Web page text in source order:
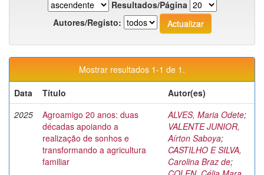
Resultados/Página
Autores/Registo:
Mostrar resultados 1-1 de 1.
Data
Título
Autor(es)
2025
Agroamigo 20 anos: duas
décadas apoiando a
realização de sonhos e
transformando a agricultura
familiar
ALVES, Maria Odete;
VALENTE JUNIOR,
Aírton Saboya;
CASTILHO E SILVA,
Carolina Braz de;